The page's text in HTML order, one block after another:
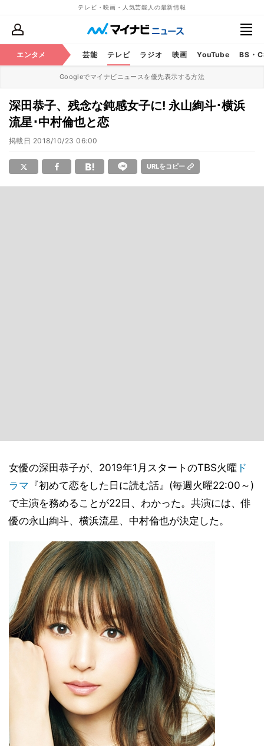
テレビ・映画・人気芸能人の最新情報
エンタメ 芸能 テレビ ラジオ 映画 YouTube BS・
Googleでマイナビニュースを優先表示する方法
深田恭子、残念な鈍感女子に! 永山絢斗･横浜
流星･中村倫也と恋
掲載日 2018/10/23 06:00
URLをコピー
女優の深田恭子が、2019年1月スタートのTBS火曜 ド
ラマ 『初めて恋をした日に読む話』(毎週火曜22:00～)
で主演を務めることが22日、わかった。共演には、俳
優の永山絢斗、横浜流星、中村倫也が決定した。